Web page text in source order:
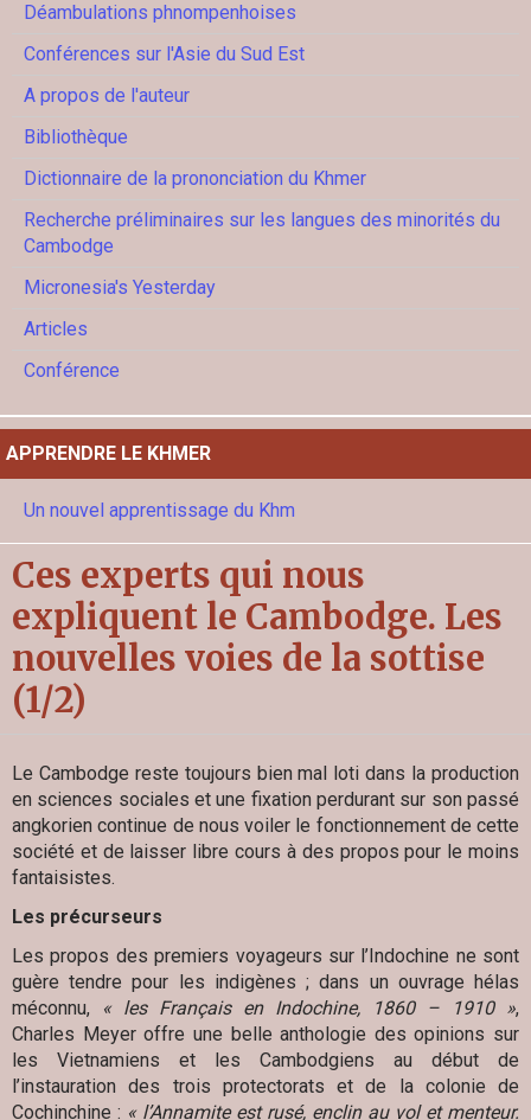
Ces experts qui nous
expliquent le Cambodge. Les
nouvelles voies de la sottise
(1/2)
Le Cambodge reste toujours bien mal loti dans la production
en sciences sociales et une fixation perdurant sur son passé
angkorien continue de nous voiler le fonctionnement de cette
société et de laisser libre cours à des propos pour le moins
fantaisistes.
Les précurseurs
Les propos des premiers voyageurs sur l’Indochine ne sont
guère tendre pour les indigènes ; dans un ouvrage hélas
méconnu,
« les Français en Indochine, 1860 – 1910 »,
Charles Meyer offre une belle anthologie des opinions sur
les Vietnamiens et les Cambodgiens au début de
l’instauration des trois protectorats et de la colonie de
Cochinchine : « l’Annamite est rusé, enclin au vol et menteur.
Déambulations phnompenhoises
Conférences sur l'Asie du Sud Est
A propos de l'auteur
Bibliothèque
Dictionnaire de la prononciation du Khmer
Recherche préliminaires sur les langues des minorités du
Cambodge
Micronesia's Yesterday
Articles
Conférence
APPRENDRE LE KHMER
Un nouvel apprentissage du Khm